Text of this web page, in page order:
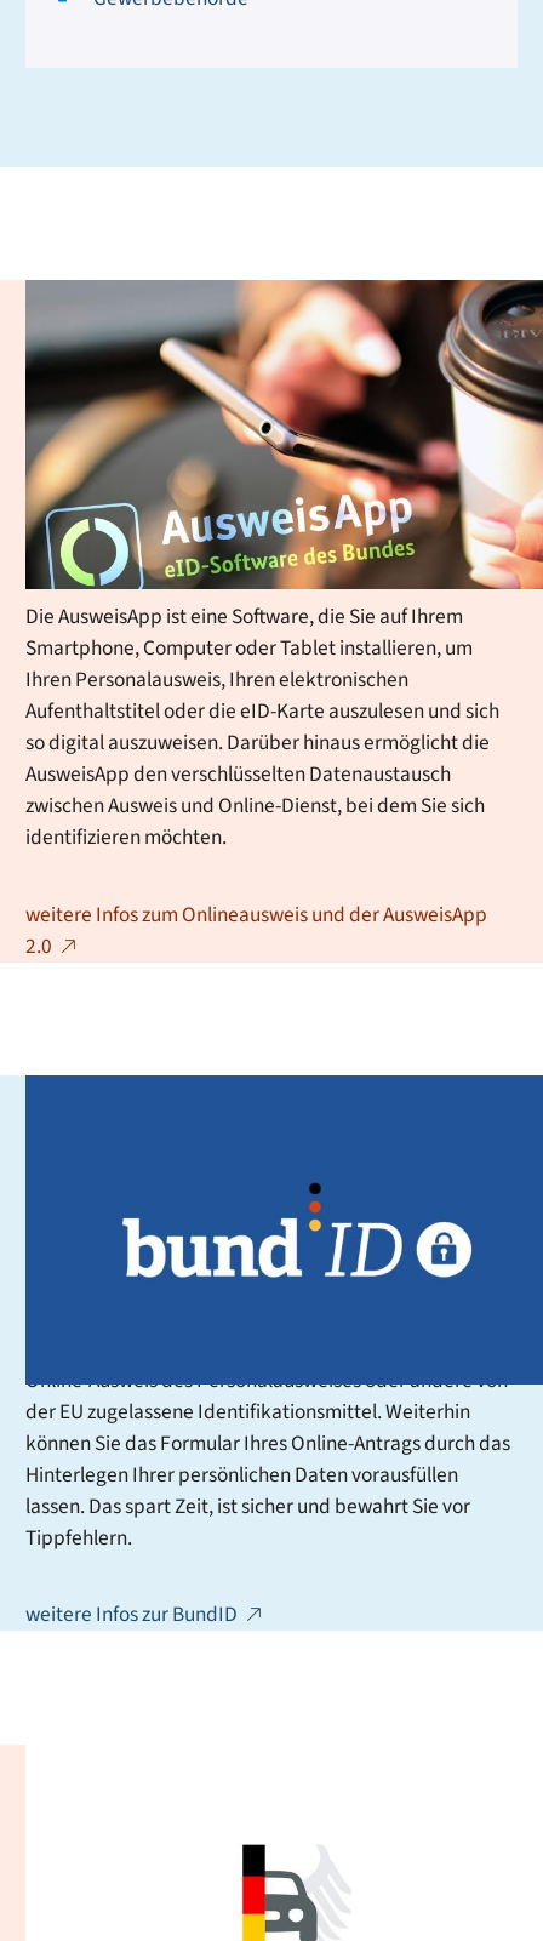
Digitaler Personalausweis
und AusweisApp 2.0
Mit Ihrem Online-Ausweis können Sie Ihre Identität bei
digital beantragbaren Leistungen gegenüber Behörden
oder Unternehmen sicher nachweisen. Ihre
Ausweiskarte ist dafür zusätzlich mit einem Chip
ausgestattet.
Die AusweisApp ist eine Software, die Sie auf Ihrem
Smartphone, Computer oder Tablet installieren, um
Ihren Personalausweis, Ihren elektronischen
Aufenthaltstitel oder die eID-Karte auszulesen und sich
so digital auszuweisen. Darüber hinaus ermöglicht die
AusweisApp den verschlüsselten Datenaustausch
zwischen Ausweis und Online-Dienst, bei dem Sie sich
identifizieren möchten.
weitere Infos zum Onlineausweis und der AusweisApp
2.0
Mit der BundID erhalten Sie im Rahmen des
Onlinezugangsgesetzes (OZG) ein zentrales Konto, mit
dem Sie sich online gegenüber Behörden ausweisen
Online-Ausweis des Personalausweises oder andere von
der EU zugelassene Identifikationsmittel. Weiterhin
können Sie das Formular Ihres Online-Antrags durch das
Hinterlegen Ihrer persönlichen Daten vorausfüllen
lassen. Das spart Zeit, ist sicher und bewahrt Sie vor
Tippfehlern.
weitere Infos zur BundID
sicher und immer griffbereit